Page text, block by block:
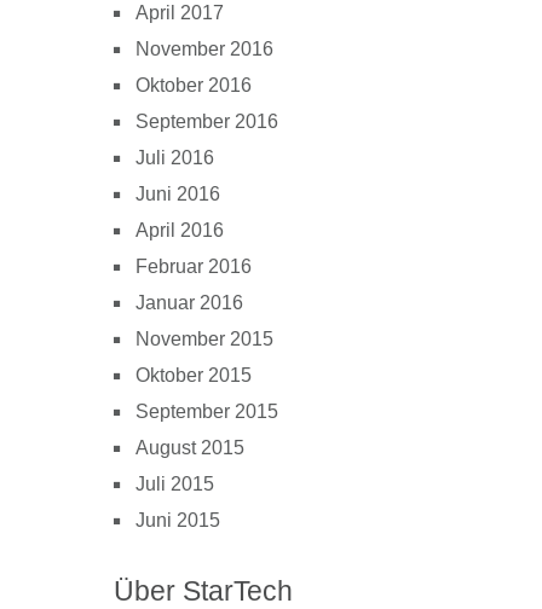
April 2017
November 2016
Oktober 2016
September 2016
Juli 2016
Juni 2016
April 2016
Februar 2016
Januar 2016
November 2015
Oktober 2015
September 2015
August 2015
Juli 2015
Juni 2015
Über StarTech